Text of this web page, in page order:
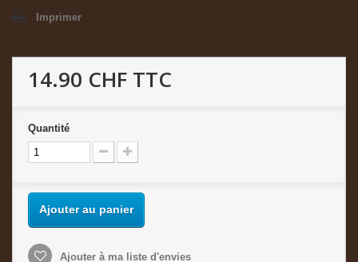
Imprimer
14.90 CHF TTC
Quantité
Ajouter au panier
Ajouter à ma liste d'envies